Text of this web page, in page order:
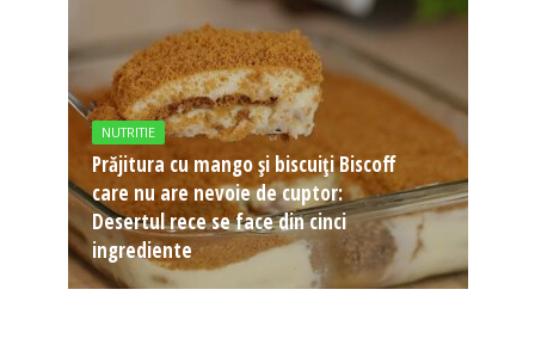
NUTRITIE
Prăjitura cu mango și biscuiți Biscoff
care nu are nevoie de cuptor:
Desertul rece se face din cinci
ingrediente